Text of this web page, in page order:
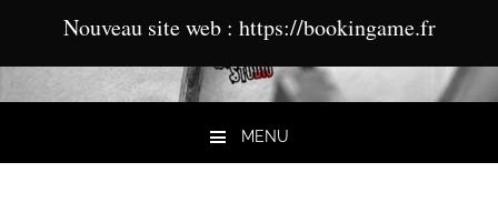
MENU
Nouveau site web : https://bookingame.fr